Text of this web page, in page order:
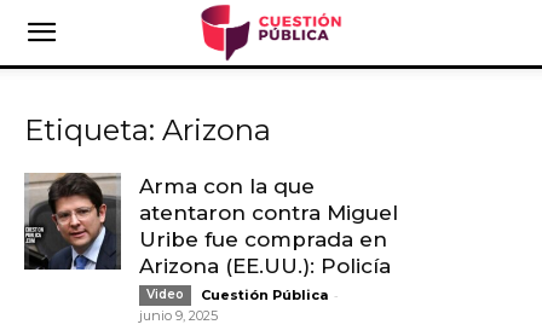
Etiqueta: Arizona
Arma con la que
atentaron contra Miguel
Uribe fue comprada en
Arizona (EE.UU.): Policía
Video Cuestión Pública -
junio 9, 2025